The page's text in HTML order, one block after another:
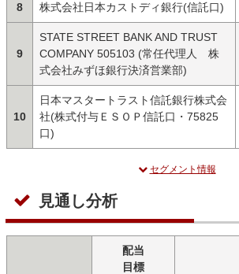
8 株式会社日本カストディ銀行(信託口)
9
STATE STREET BANK AND TRUST
COMPANY 505103 (常任代理人 株
式会社みずほ銀行決済営業部)
10
日本マスタートラスト信託銀行株式会
社(株式付与ＥＳＯＰ信託口・75825
口)
セグメント情報
見通し分析
配当
目標